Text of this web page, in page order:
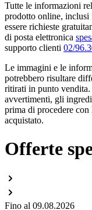
Tutte le informazioni
prodotto online, inclusi
essere richieste
di posta elettronica
supporto clienti 02/
Le immagini e le
potrebbero risultare
ritirati in punto vendita.
avvertimenti, gli
prima di procedere
acquistato.
Offerte
Fino al 09.08.2026